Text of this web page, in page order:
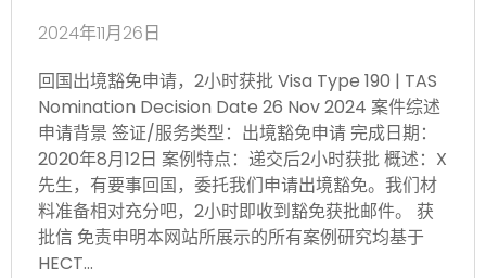
2024年11月26日
回国出境豁免申请，2小时获批 Visa Type 190 | TAS
Nomination Decision Date 26 Nov 2024 案件综述
申请背景 签证/服务类型：出境豁免申请 完成日期：
2020年8月12日 案例特点：递交后2小时获批 概述：X
先生，有要事回国，委托我们申请出境豁免。我们材
料准备相对充分吧，2小时即收到豁免获批邮件。 获
批信 免责申明本网站所展示的所有案例研究均基于
HECT…